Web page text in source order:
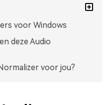
voor Windows
deze Audio
voor jou?